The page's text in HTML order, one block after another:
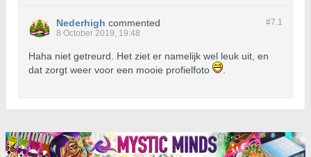
#7.1
Nederhigh commented
8 October 2019, 19:48
Haha niet getreurd. Het ziet er namelijk wel leuk uit, en
dat zorgt weer voor een mooie profielfoto